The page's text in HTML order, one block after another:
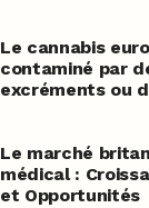
Le cannabis
contaminé par
excréments ou
Le marché
médical :
et Opportunités